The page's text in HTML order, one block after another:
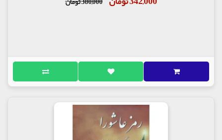
شد و نهایتاً به این انجامید که مردم حساب نهاد حکومت
فرایند شیعیان حقیقی را نسل در نسل دنبال کنند.
افزون بر نکات فوق تأکید شده که این تحلیل تاریخی بر
اساس حساب عادی رفتار سیدالشهدا علیه‌السّلام با
حسابی دیگر دارد. (مراجعه شود به معرفی کتاب رمز
عاشورا) همین نکته در تحلیل رفتار امیرمؤمنان با
غاصبان خلافت و رفتار امام مجتبی با معاویه قابل طرح